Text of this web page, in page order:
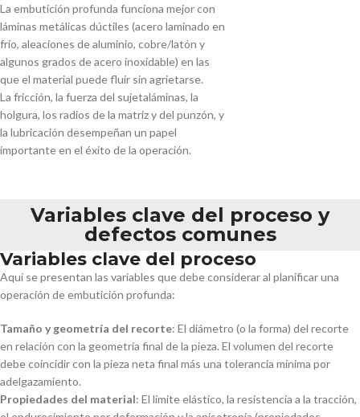
La embutición profunda funciona mejor con
láminas metálicas dúctiles (acero laminado en
frío, aleaciones de aluminio, cobre/latón y
algunos grados de acero inoxidable) en las
que el material puede fluir sin agrietarse.
La fricción, la fuerza del sujetaláminas, la
holgura, los radios de la matriz y del punzón, y
la lubricación desempeñan un papel
importante en el éxito de la operación.
Variables clave del proceso y
defectos comunes
Variables clave del proceso
Aquí se presentan las variables que debe considerar al planificar una
operación de embutición profunda:
Tamaño y geometría del recorte: El diámetro (o la forma) del recorte
en relación con la geometría final de la pieza. El volumen del recorte
debe coincidir con la pieza neta final más una tolerancia mínima por
adelgazamiento.
Propiedades del material: El límite elástico, la resistencia a la tracción,